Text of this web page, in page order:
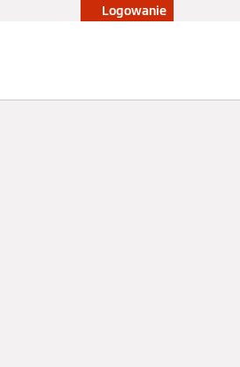
Logowanie